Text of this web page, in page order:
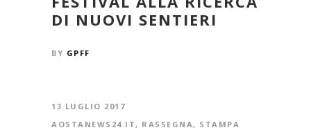
DI NUOVI SENTIERI
BY GPFF
13 LUGLIO 2017
AOSTANEWS24.IT, RASSEGNA, STAMPA